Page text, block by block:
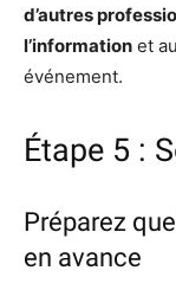
d’autres
l’information et
événement.
Étape 5 :
Préparez
en avance